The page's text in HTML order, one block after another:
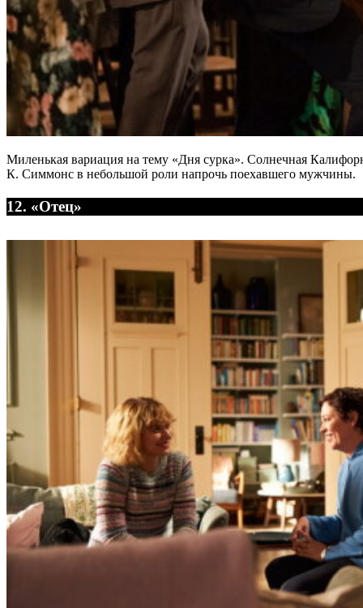
Миленькая вариация на тему «Дня сурка». Солнечная
К. Симмонс в небольшой роли напрочь поехавшего мужчины.
12. «Отец»